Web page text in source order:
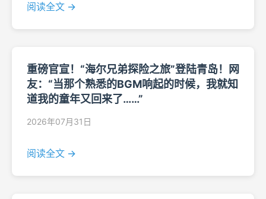
阅读全文 →
重磅官宣！“海尔兄弟探险之旅”登陆青岛！网
友：“当那个熟悉的BGM响起的时候，我就知
道我的童年又回来了……”
2026年07月31日
阅读全文 →